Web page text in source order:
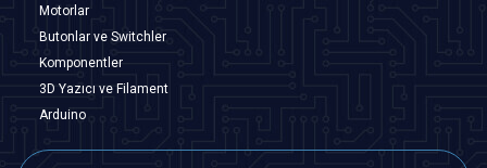
Motorlar
Butonlar ve Switchler
Komponentler
3D Yazıcı ve Filament
Arduino